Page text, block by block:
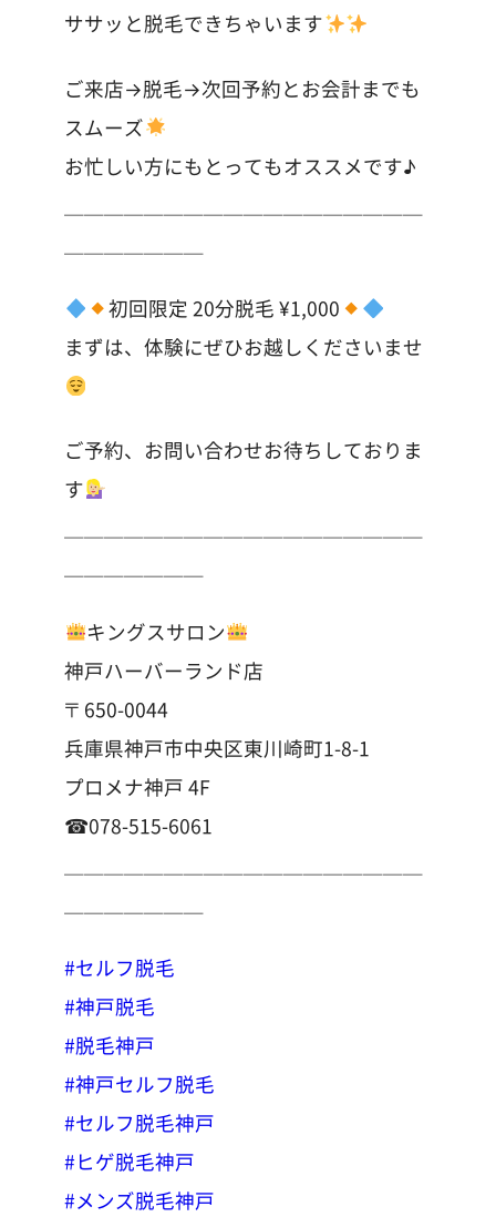
ササッと脱毛できちゃいます
ご来店→脱毛→次回予約とお会計までも
スムーズ
お忙しい方にもとってもオススメです♪
初回限定 20分脱毛 ¥1,000
まずは、体験にぜひお越しくださいませ
ご予約、お問い合わせお待ちしておりま
す
キングスサロン
神戸ハーバーランド店
〒650-0044
兵庫県神戸市中央区東川崎町1-8-1
プロメナ神戸 4F
☎︎078-515-6061
#セルフ脱毛
#神戸脱毛
#脱毛神戸
#神戸セルフ脱毛
#セルフ脱毛神戸
#ヒゲ脱毛神戸
#メンズ脱毛神戸